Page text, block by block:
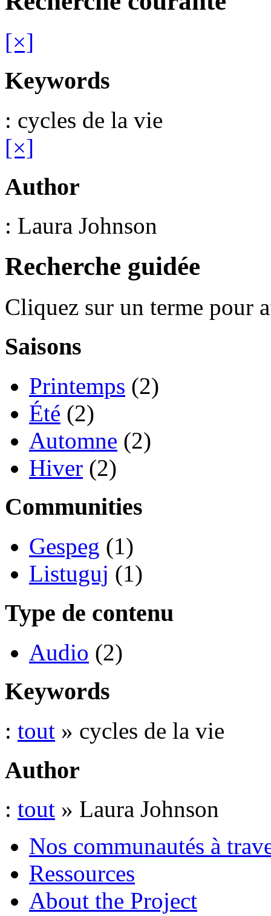
[×]
Keywords
: cycles de la vie
[×]
Author
: Laura Johnson
Recherche guidée
Cliquez sur un terme pour
Saisons
Printemps (2)
Été (2)
Automne (2)
Hiver (2)
Communities
Gespeg (1)
Listuguj (1)
Type de contenu
Audio (2)
Keywords
: tout » cycles de la vie
Author
: tout » Laura Johnson
Nos communautés à
Ressources
About the Project